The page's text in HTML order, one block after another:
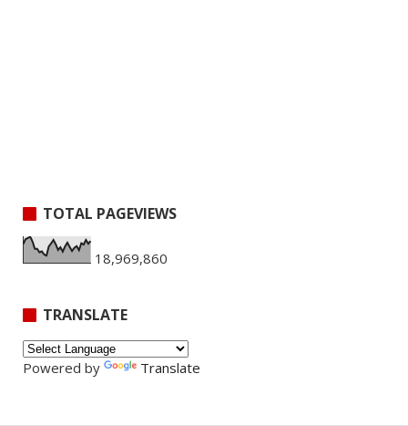
TOTAL PAGEVIEWS
18,969,860
TRANSLATE
Powered by Translate